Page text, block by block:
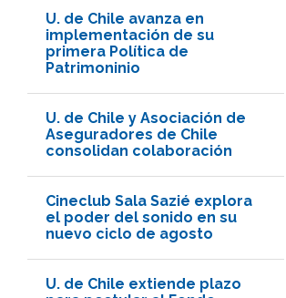
U. de Chile avanza en
implementación de su
primera Política de
Patrimoninio
U. de Chile y Asociación de
Aseguradores de Chile
consolidan colaboración
Cineclub Sala Sazié explora
el poder del sonido en su
nuevo ciclo de agosto
U. de Chile extiende plazo